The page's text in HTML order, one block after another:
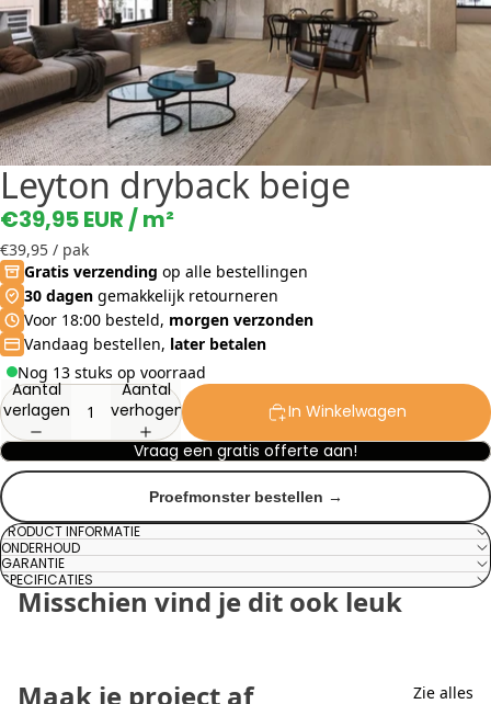
Leyton dryback beige
€39,95 EUR / m²
€39,95 / pak
Gratis verzending op alle bestellingen
30 dagen gemakkelijk retourneren
Voor 18:00 besteld, morgen verzonden
Vandaag bestellen, later betalen
Nog 13 stuks op voorraad
Aantal
verlagen
Aantal
verhogen
In Winkelwagen
Vraag een gratis offerte aan!
Proefmonster bestellen →
PRODUCT INFORMATIE
ONDERHOUD
GARANTIE
SPECIFICATIES
Misschien vind je dit ook leuk
Maak je project af Zie alles